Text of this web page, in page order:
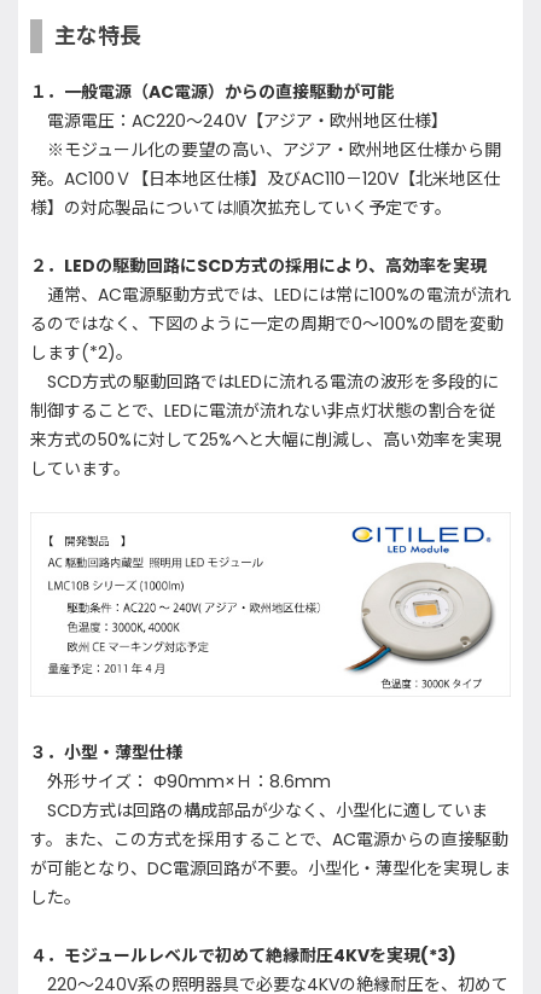
主な特長
１．一般電源（AC電源）からの直接駆動が可能
電源電圧：AC220～240V【アジア・欧州地区仕様】
※モジュール化の要望の高い、アジア・欧州地区仕様から開
発。AC100Ｖ【日本地区仕様】及びAC110－120V【北米地区仕
様】の対応製品については順次拡充していく予定です。
２．LEDの駆動回路にSCD方式の採用により、高効率を実現
通常、AC電源駆動方式では、LEDには常に100%の電流が流れ
るのではなく、下図のように一定の周期で0～100%の間を変動
します(*2)。
SCD方式の駆動回路ではLEDに流れる電流の波形を多段的に
制御することで、LEDに電流が流れない非点灯状態の割合を従
来方式の50%に対して25%へと大幅に削減し、高い効率を実現
しています。
３．小型・薄型仕様
外形サイズ： Φ90mm×Ｈ：8.6mm
SCD方式は回路の構成部品が少なく、小型化に適していま
す。また、この方式を採用することで、AC電源からの直接駆動
が可能となり、DC電源回路が不要。小型化・薄型化を実現しま
した。
４．モジュールレベルで初めて絶縁耐圧4KVを実現(*3)
220～240V系の照明器具で必要な4KVの絶縁耐圧を、初めて